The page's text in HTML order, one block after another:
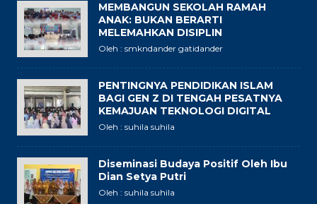
MEMBANGUN SEKOLAH RAMAH
ANAK: BUKAN BERARTI
MELEMAHKAN DISIPLIN
Oleh : smkndander gatidander
PENTINGNYA PENDIDIKAN ISLAM
BAGI GEN Z DI TENGAH PESATNYA
KEMAJUAN TEKNOLOGI DIGITAL
Oleh : suhila suhila
Diseminasi Budaya Positif Oleh Ibu
Dian Setya Putri
Oleh : suhila suhila